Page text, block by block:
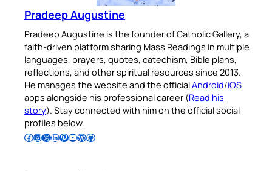
Pradeep Augustine
Pradeep Augustine is the founder of Catholic Gallery, a
faith-driven platform sharing Mass Readings in multiple
languages, prayers, quotes, catechism, Bible plans,
reflections, and other spiritual resources since 2013.
He manages the website and the officialAndroid/iOS
apps alongside his professional career (Read his
story). Stay connected with him on the official social
profiles below.
Follow Pradeep on Facebook Follow Pradeep on InstagramFollow Pradeep on X Follow Pradeep on LinkedIn Follow Pradeep on Pinterest Subscribe to Pradeep’s Youtube Channel Follow Pradeep on WordPress Follow Pradeep on GitHub